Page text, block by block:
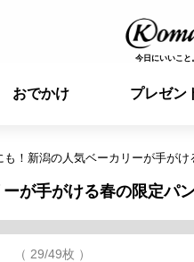
今日にいいこと
おでかけ プレゼン
！新潟の人気ベーカリーが手がけ
が手がける春の限定パ
（ 29/49枚 ）